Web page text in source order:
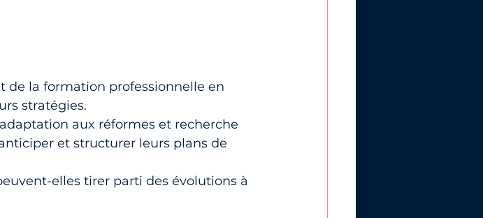
de la formation professionnelle en
stratégies.
aux réformes et recherche
et structurer leurs plans de
elles tirer parti des évolutions à